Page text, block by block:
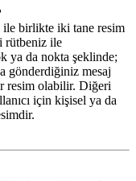
ile birlikte iki tane resim
rütbeniz ile
ya da nokta şeklinde;
gönderdiğiniz mesaj
resim olabilir. Diğeri
için kişisel ya da